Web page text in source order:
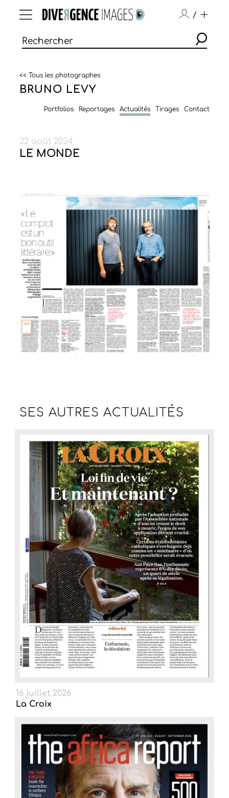
/
<< Tous les photographes
BRUNO LEVY
Portfolios Reportages Actualités Tirages Contact
22 août 2024
LE MONDE
SES AUTRESACTUALITÉS
16 juillet 2026
La Croix